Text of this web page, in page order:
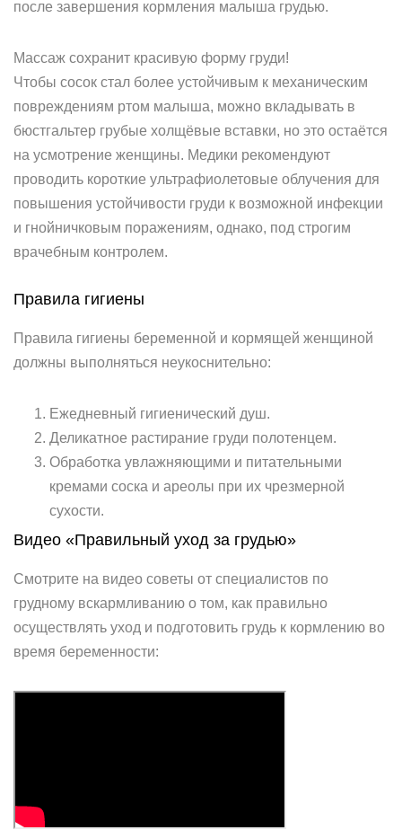
после завершения кормления малыша грудью.
Массаж сохранит красивую форму груди!
Чтобы сосок стал более устойчивым к механическим
повреждениям ртом малыша, можно вкладывать в
бюстгальтер грубые холщёвые вставки, но это остаётся
на усмотрение женщины. Медики рекомендуют
проводить короткие ультрафиолетовые облучения для
повышения устойчивости груди к возможной инфекции
и гнойничковым поражениям, однако, под строгим
врачебным контролем.
Правила гигиены
Правила гигиены беременной и кормящей женщиной
должны выполняться неукоснительно:
Ежедневный гигиенический душ.
Деликатное растирание груди полотенцем.
Обработка увлажняющими и питательными
кремами соска и ареолы при их чрезмерной
сухости.
Видео «Правильный уход за грудью»
Смотрите на видео советы от специалистов по
грудному вскармливанию о том, как правильно
осуществлять уход и подготовить грудь к кормлению во
время беременности: